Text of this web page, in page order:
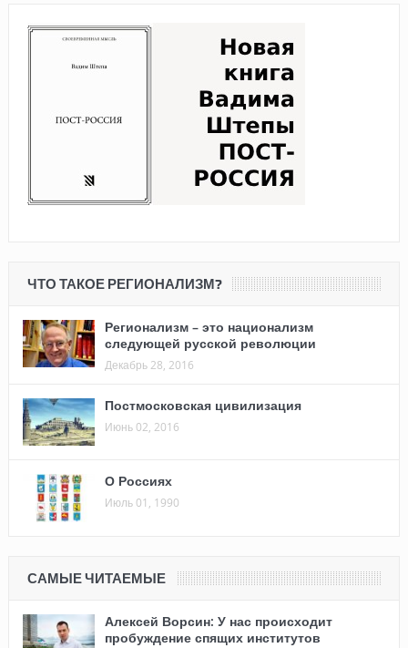
ЧТО ТАКОЕ РЕГИОНАЛИЗМ?
Регионализм – это национализм
следующей русской революции
Декабрь 28, 2016
Постмосковская цивилизация
Июнь 02, 2016
О Россиях
Июль 01, 1990
САМЫЕ ЧИТАЕМЫЕ
Алексей Ворсин: У нас происходит
пробуждение спящих институтов